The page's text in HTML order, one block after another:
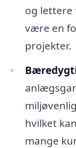
og lettere
være en
projekter.
hvilket
mange